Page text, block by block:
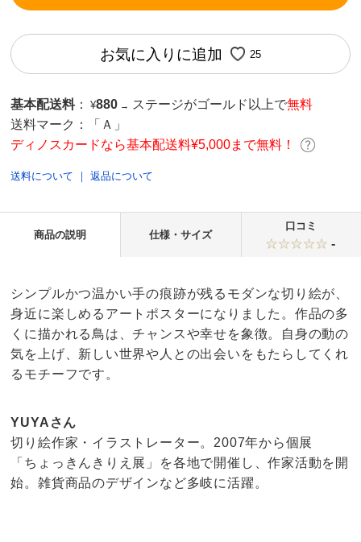
お気に入りに追加 25
基本配送料 ： ¥880 → ステージがゴールド以上で無料
送料マーク：
「Ａ」
ディノスカードなら基本配送料¥5,000まで無料！
送料について ｜返品について
商品の説明 仕様・サイズ
口コミ
-
シンプルかつ温かい手の痕跡が残るモダンな切り絵が、
身近に楽しめるアートポスターになりました。作品の多
くに描かれる鳥は、チャンスや幸せを象徴。自身の動の
気を上げ、新しい世界や人との出会いをもたらしてくれ
るモチーフです。
YUYAさん
切り絵作家・イラストレーター。2007年から個展
「ちょっきんきりえ展」を各地で開催し、作家活動を開
始。雑貨商品のデザインなど多岐に活躍。